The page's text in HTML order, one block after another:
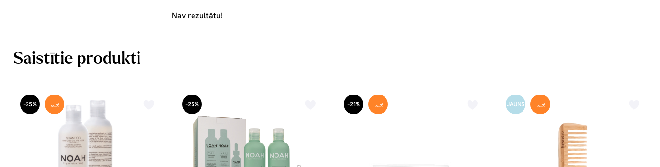
Nav rezultātu!
Saistītie produkti
-25% -25% -21% JAUNS